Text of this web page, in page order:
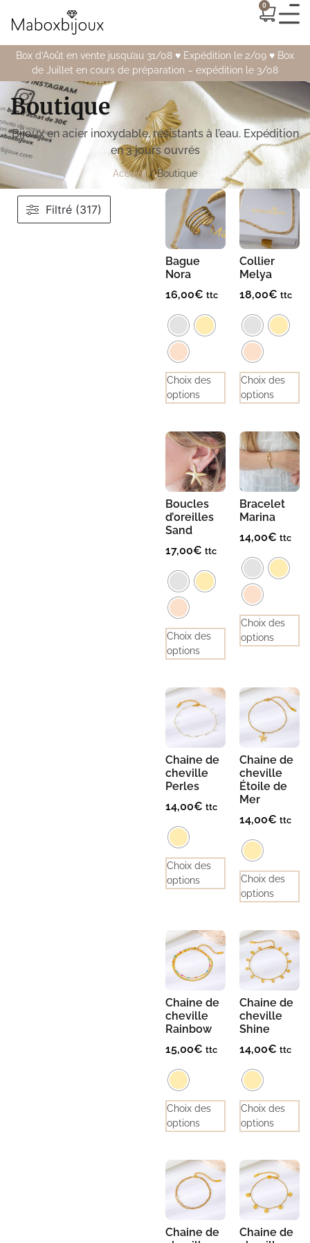
0
Box d’Août en vente jusqu’au 31/08 ♥️ Expédition le 2/09 ♥️ Box
de Juillet en cours de préparation – expédition le 3/08
Boutique
Bijoux en acier inoxydable, résistants à l’eau. Expédition
en 3 jours ouvrés
Accueil/ Boutique
Filtré (317)
Bague
Nora
16,00€ ttc
Choix des
options
Collier
Melya
18,00€ ttc
Choix des
options
Boucles
d’oreilles
Sand
17,00€ ttc
Choix des
options
Bracelet
Marina
14,00€ ttc
Choix des
options
Chaine de
cheville
Perles
14,00€ ttc
Choix des
options
Chaine de
cheville
Étoile de
Mer
14,00€ ttc
Choix des
options
Chaine de
cheville
Rainbow
15,00€ ttc
Choix des
options
Chaine de
cheville
Shine
14,00€ ttc
Choix des
options
Chaine de
Chaine de